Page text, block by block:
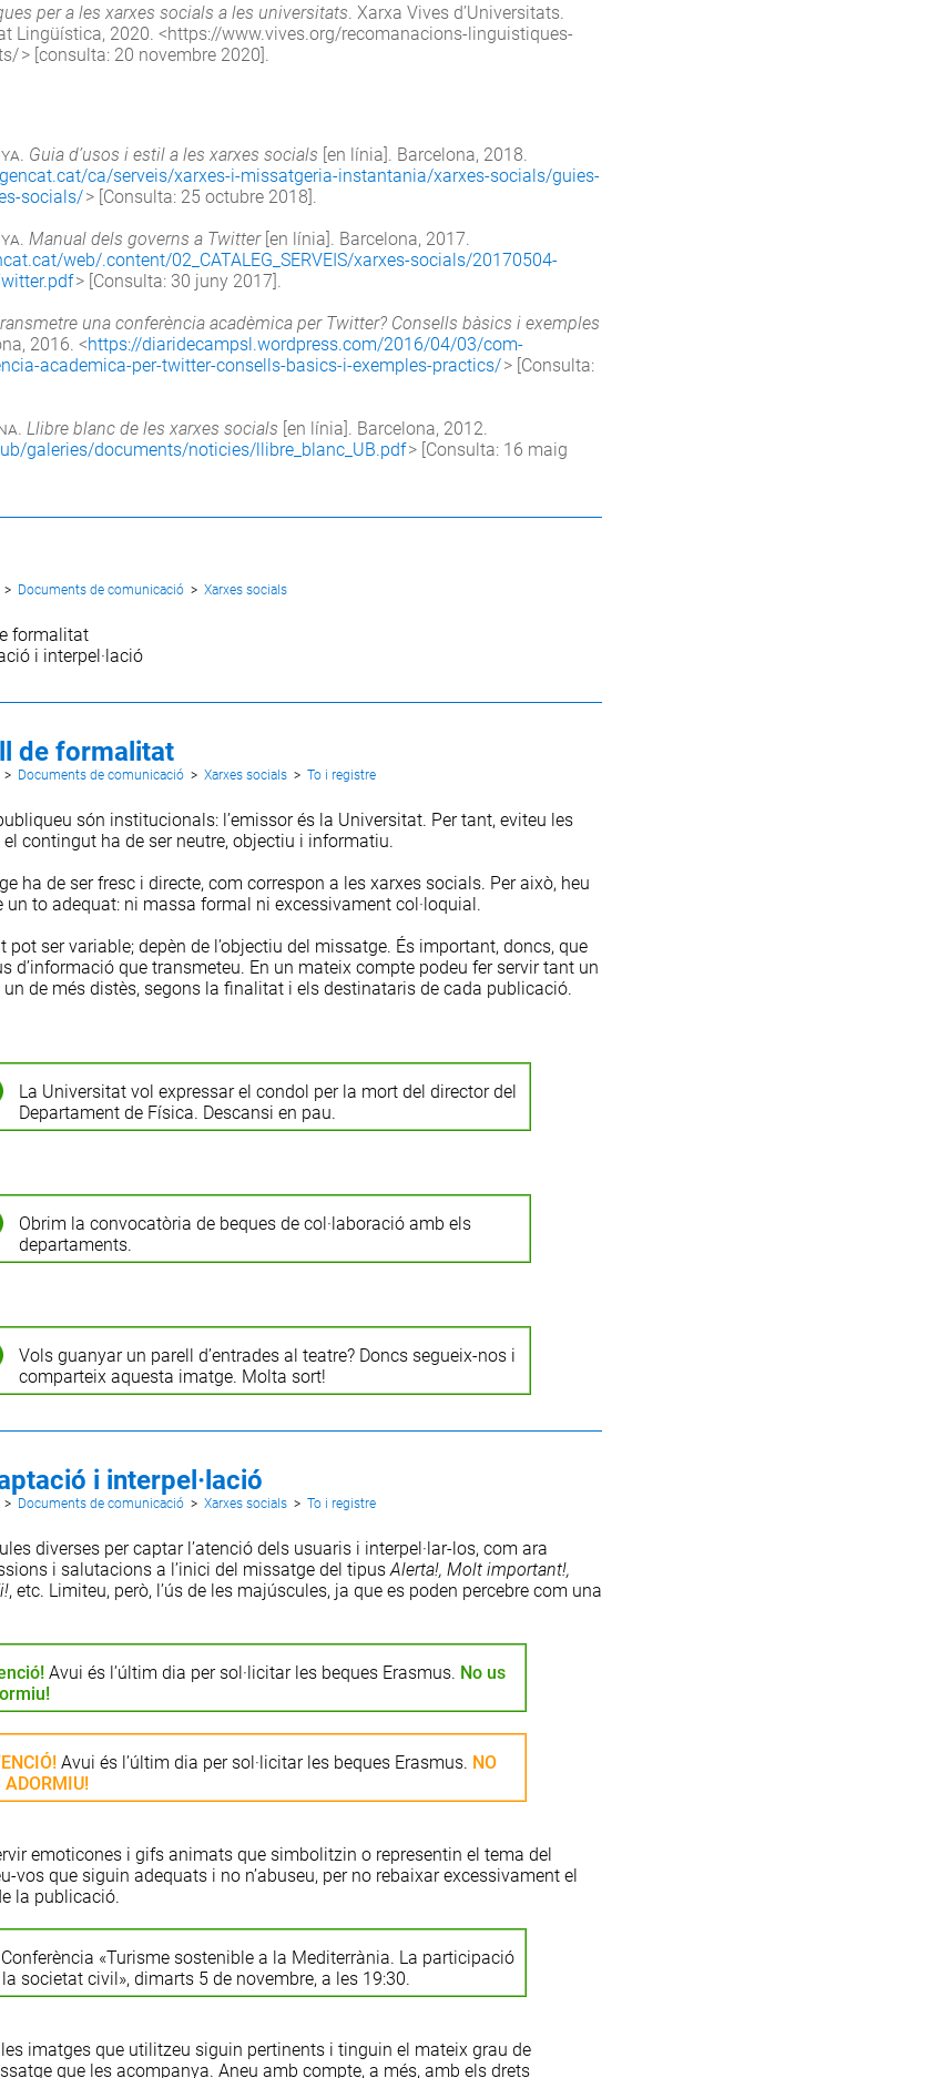
per a les xarxes socials a les universitats . Xarxa Vives d’Universitats.
Lingüística, 2020. <https://www.vives.org/recomanacions-linguistiques-
> [consulta: 20 novembre 2020].
. Guia d’usos i estil a les xarxes socials [en línia]. Barcelona, 2018.
ca/serveis/xarxes-i-missatgeria-instantania/xarxes-socials/guies-
socials/> [Consulta: 25 octubre 2018].
. Manual dels governs a Twitter[en línia]. Barcelona, 2017.
web/.content/02_CATALEG_SERVEIS/xarxes-socials/20170504-
> [Consulta: 30 juny 2017].
una conferència acadèmica per Twitter? Consells bàsics i exemples
2016. <https://diaridecampsl.wordpress.com/2016/04/03/com-
academica-per-twitter-consells-basics-i-exemples-practics/> [Consulta:
. Llibre blanc de les xarxes socials [en línia]. Barcelona, 2012.
galeries/documents/noticies/llibre_blanc_UB.pdf> [Consulta: 16 maig
> Documents de comunicació > Xarxes socials
formalitat
i interpel·lació
de formalitat
> Documents de comunicació > Xarxes socials > To i registre
són institucionals: l’emissor és la Universitat. Per tant, eviteu les
contingut ha de ser neutre, objectiu i informatiu.
ha de ser fresc i directe, com correspon a les xarxes socials. Per això, heu
un to adequat: ni massa formal ni excessivament col·loquial.
pot ser variable; depèn de l’objectiu del missatge. És important, doncs, que
d’informació que transmeteu. En un mateix compte podeu fer servir tant un
de més distès, segons la finalitat i els destinataris de cada publicació.
La Universitat vol expressar el condol per la mort del director del
Departament de Física. Descansi en pau.
Obrim la convocatòria de beques de col·laboració amb els
departaments.
Vols guanyar un parell d’entrades al teatre? Doncs segueix-nos i
comparteix aquesta imatge. Molta sort!
i interpel·lació
> Documents de comunicació > Xarxes socials > To i registre
diverses per captar l’atenció dels usuaris i interpel·lar-los, com ara
i salutacions a l’inici del missatge del tipusAlerta!, Molt important!,
, etc. Limiteu, però, l’ús de les majúscules, ja que es poden percebre com una
Avui és l’últim dia per sol·licitar les beques Erasmus. No us
Avui és l’últim dia per sol·licitar les beques Erasmus. NO
ADORMIU!
emoticones i gifs animats que simbolitzin o representin el tema del
vos que siguin adequats i no n’abuseu, per no rebaixar excessivament el
la publicació.
«Turisme sostenible a la Mediterrània. La participació
societat civil», dimarts 5 de novembre, a les 19:30.
imatges que utilitzeu siguin pertinents i tinguin el mateix grau de
que les acompanya. Aneu amb compte, a més, amb els drets